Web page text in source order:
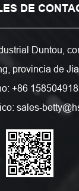
DE
Duntou,
provincia de
+86
sales-